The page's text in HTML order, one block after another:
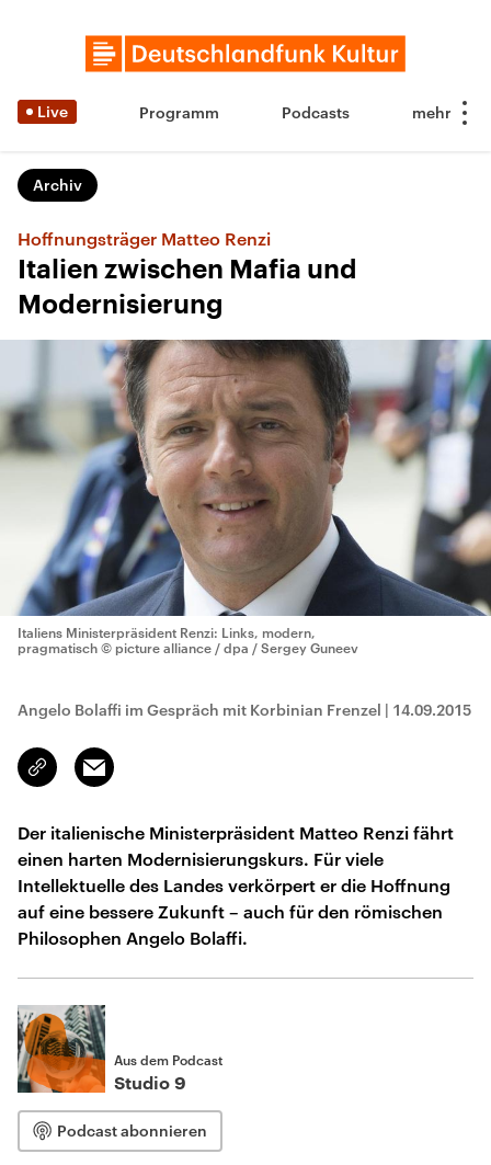
Live Programm Podcasts
Archiv
Hoffnungsträger Matteo Renzi
Italien zwischen Mafia und
Modernisierung
Italiens Ministerpräsident Renzi: Links, modern,
pragmatisch © picture alliance / dpa / Sergey Guneev
Angelo Bolaffi im Gespräch mit Korbinian Frenzel | 14.09.2015
Link
kopieren/teilen
Email
Der italienische Ministerpräsident Matteo Renzi fährt
einen harten Modernisierungskurs. Für viele
Intellektuelle des Landes verkörpert er die Hoffnung
auf eine bessere Zukunft – auch für den römischen
Philosophen Angelo Bolaffi.
Aus dem Podcast
Studio 9
Podcast abonnieren